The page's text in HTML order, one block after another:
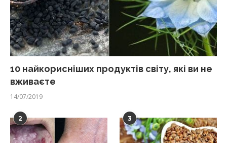
10 найкорисніших продуктів світу, які ви не
вживаєте
14/07/2019
2 3